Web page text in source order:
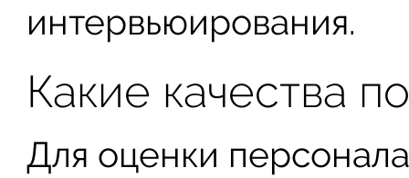
интервьюирования.
Какие качества
Для оценки